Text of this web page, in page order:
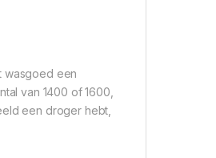
wasgoed een
van 1400 of 1600,
een droger hebt,